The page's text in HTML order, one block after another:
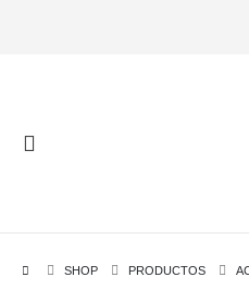
SHOP PRODUCTOS